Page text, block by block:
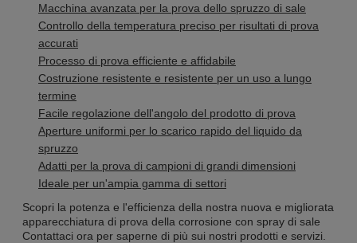
Macchina avanzata per la prova dello spruzzo di sale
Controllo della temperatura preciso per risultati di prova
accurati
Processo di prova efficiente e affidabile
Costruzione resistente e resistente per un uso a lungo
termine
Facile regolazione dell'angolo del prodotto di prova
Aperture uniformi per lo scarico rapido del liquido da
spruzzo
Adatti per la prova di campioni di grandi dimensioni
Ideale per un'ampia gamma di settori
Scopri la potenza e l'efficienza della nostra nuova e migliorata
apparecchiatura di prova della corrosione con spray di sale
Contattaci ora per saperne di più sui nostri prodotti e servizi.